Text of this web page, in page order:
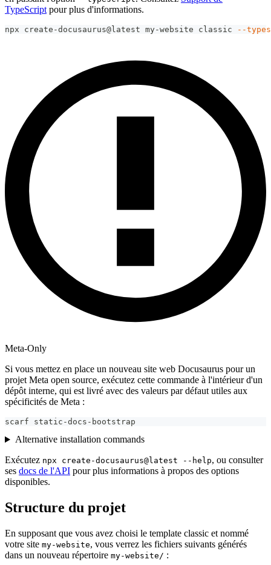
TypeScript pour plus d'informations.
npx create-docusaurus@latest my-website classic --
Meta-Only
Si vous mettez en place un nouveau site web Docusaurus pour un
projet Meta open source, exécutez cette commande à l'intérieur d'un
dépôt interne, qui est livré avec des valeurs par défaut utiles aux
spécificités de Meta :
scarf static-docs-bootstrap
Alternative installation commands
Exécutez npx create-docusaurus@latest --help, ou consulter
ses docs de l'API pour plus informations à propos des options
disponibles.
Structure du projet
En supposant que vous avez choisi le template classic et nommé
votre site my-website, vous verrez les fichiers suivants générés
dans un nouveau répertoire my-website/ :